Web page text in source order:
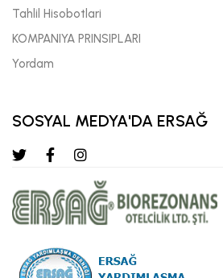
Tahlil Hisobotlari
KOMPANIYA PRINSIPLARI
Yordam
SOSYAL MEDYA'DA ERSAĞ